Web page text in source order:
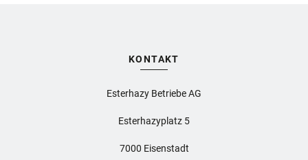
KONTAKT
Esterhazy Betriebe AG
Esterhazyplatz 5
7000 Eisenstadt